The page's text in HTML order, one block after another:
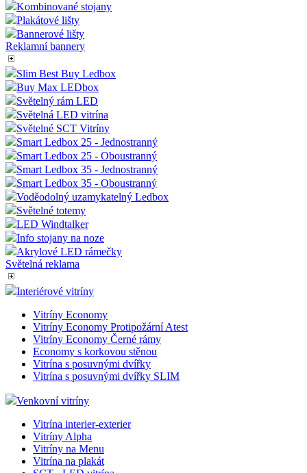
Kombinované stojany
Plakátové lišty
Bannerové lišty
Reklamní bannery
Slim Best Buy Ledbox
Buy Max LEDbox
Světelný rám LED
Světelná LED vitrína
Světelné SCT Vitríny
Smart Ledbox 25 - Jednostranný
Smart Ledbox 25 - Oboustranný
Smart Ledbox 35 - Jednostranný
Smart Ledbox 35 - Oboustranný
Voděodolný uzamykatelný Ledbox
Světelné totemy
LED Windtalker
Info stojany na noze
Akrylové LED rámečky
Světelná reklama
Interiérové vitríny
Vitríny Economy
Vitríny Economy Protipožární Atest
Vitríny Economy Černé rámy
Economy s korkovou stěnou
Vitrína s posuvnými dvířky
Vitrína s posuvnými dvířky SLIM
Venkovní vitríny
Vitrína interier-exterier
Vitríny Alpha
Vitríny na Menu
Vitrína na plakát